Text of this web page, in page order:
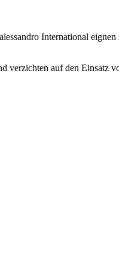
International
verzichten auf den Einsatz